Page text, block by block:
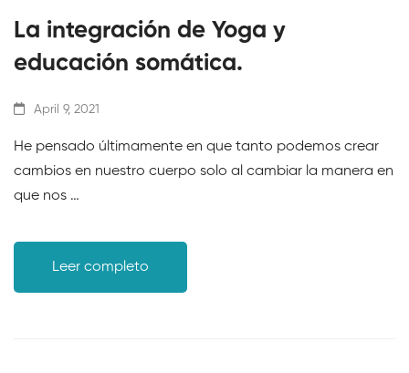
La integración de Yoga y
educación somática.
April 9, 2021
He pensado últimamente en que tanto podemos crear
cambios en nuestro cuerpo solo al cambiar la manera en
que nos …
Leer completo